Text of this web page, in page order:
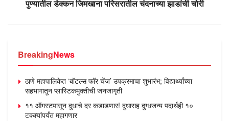
पुण्यातील डेक्कन जिमखाना परिसरातील चंदनाच्या झाडांची चोरी
BreakingNews
ठाणे महापालिकेत ‘बॉटल्स फॉर चेंज’ उपक्रमाचा शुभारंभ; विद्यार्थ्यांच्या
सहभागातून प्लास्टिकमुक्तीची जनजागृती
११ ऑगस्टपासून दुधाचे दर कडाडणार! दुधासह दुग्धजन्य पदार्थही १०
टक्क्यांपर्यंत महागणार